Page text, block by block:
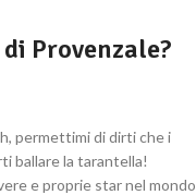
Provenzale?
permettimi di dirti che i
ballare la tarantella!
e proprie star nel mondo